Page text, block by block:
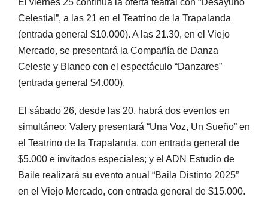
Celestial”, a las 21 en el Teatrino de la Trapalanda
(entrada general $10.000). A las 21.30, en el Viejo
Mercado, se presentará la Compañía de Danza
Celeste y Blanco con el espectáculo “Danzares”
(entrada general $4.000).
El sábado 26, desde las 20, habrá dos eventos en
simultáneo: Valery presentará “Una Voz, Un Sueño” en
el Teatrino de la Trapalanda, con entrada general de
$5.000 e invitados especiales; y el ADN Estudio de
Baile realizará su evento anual “Baila Distinto 2025”
en el Viejo Mercado, con entrada general de $15.000.